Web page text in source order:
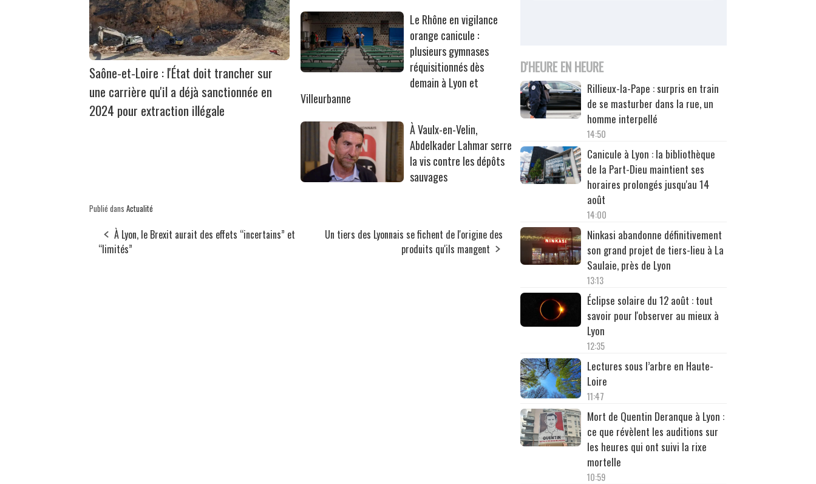
Saône-et-Loire : l'État doit trancher sur
une carrière qu'il a déjà sanctionnée en
2024 pour extraction illégale
Le Rhône en vigilance
orange canicule :
plusieurs gymnases
réquisitionnés dès
demain à Lyon et
Villeurbanne
À Vaulx-en-Velin,
Abdelkader Lahmar serre
la vis contre les dépôts
sauvages
Publié dans Actualité
À Lyon, le Brexit aurait des effets “incertains” et
“limités”
Un tiers des Lyonnais se fichent de l'origine des
produits qu'ils mangent
D'HEURE EN HEURE
Rillieux-la-Pape : surpris en train
de se masturber dans la rue, un
homme interpellé
14:50
Canicule à Lyon : la bibliothèque
de la Part-Dieu maintient ses
horaires prolongés jusqu'au 14
août
14:00
Ninkasi abandonne définitivement
son grand projet de tiers-lieu à La
Saulaie, près de Lyon
13:13
Éclipse solaire du 12 août : tout
savoir pour l'observer au mieux à
Lyon
12:35
Lectures sous l’arbre en Haute-
Loire
11:47
Mort de Quentin Deranque à Lyon :
ce que révèlent les auditions sur
les heures qui ont suivi la rixe
mortelle
10:59